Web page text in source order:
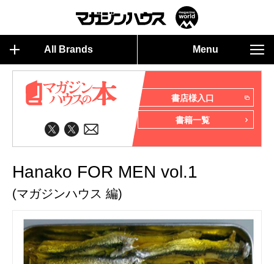
All Brands Menu
書店様入口
書籍一覧
Hanako FOR MEN vol.1
(マガジンハウス 編)